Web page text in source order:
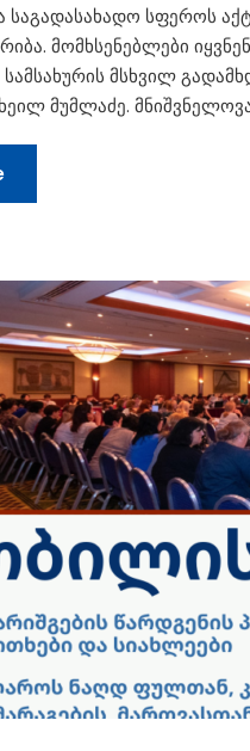
საგადასახადო სფეროს
მომხსენებლები
სამსახურის მსხვილ
მუმლაძე.